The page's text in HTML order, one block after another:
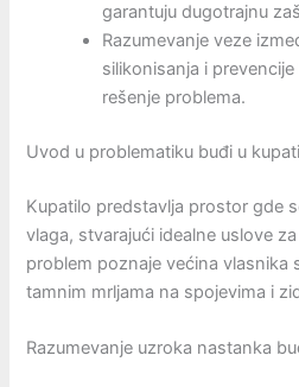
garantuju dugotrajnu
Razumevanje veze
silikonisanja i
rešenje problema.
Uvod u problematiku buđi u
Kupatilo predstavlja prostor gde
vlaga, stvarajući idealne uslove
problem poznaje većina vlasnika
tamnim mrljama na spojevima i
Razumevanje uzroka nastanka